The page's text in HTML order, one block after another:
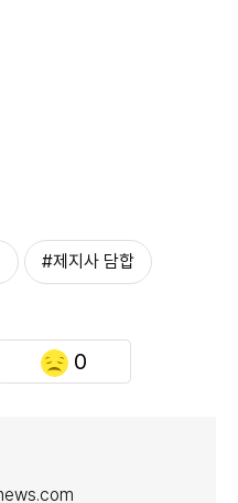
#제지사 담합
0